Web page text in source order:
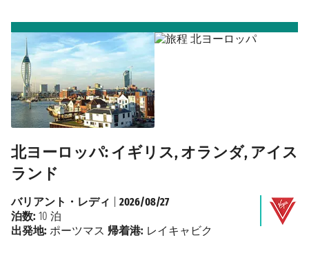
北ヨーロッパ: イギリス, オランダ, アイス
ランド
バリアント・レディ
2026/08/27
泊数: 10 泊
出発地: ポーツマス 帰着港: レイキャビク